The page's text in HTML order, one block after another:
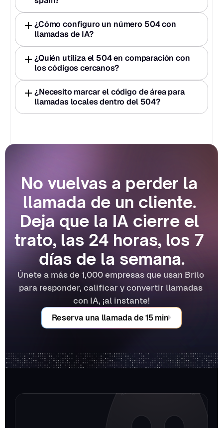
¿Cómo configuro un número 504 con
llamadas de IA?
¿Quién utiliza el 504 en comparación con
los códigos cercanos?
¿Necesito marcar el código de área para
llamadas locales dentro del 504?
No vuelvas a perder la
llamada de un cliente.
Deja que la IA cierre el
trato, las 24 horas, los 7
días de la semana.
Únete a más de 1,000 empresas que usan Brilo
para responder, calificar y convertir llamadas
con IA, ¡al instante!
Reserva una llamada de 15 min